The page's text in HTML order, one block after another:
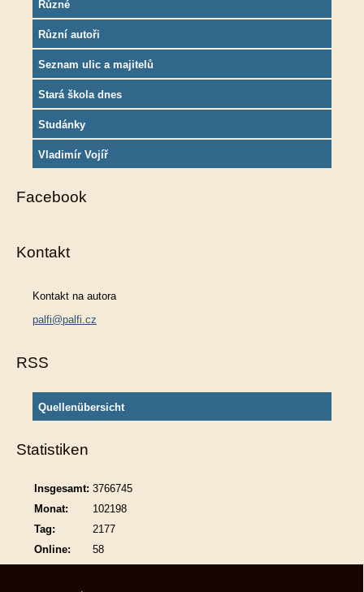
Různé
Různí autoři
Seznam ulic a majitelů
Stará škola dnes
Studánky
Vladimír Vojíř
Facebook
Kontakt
Kontakt na autora
palfi@palfi.cz
RSS
Quellenübersicht
Statistiken
Online: 58
Insgesamt: 3766745
Monat:
102198
Tag:
2177